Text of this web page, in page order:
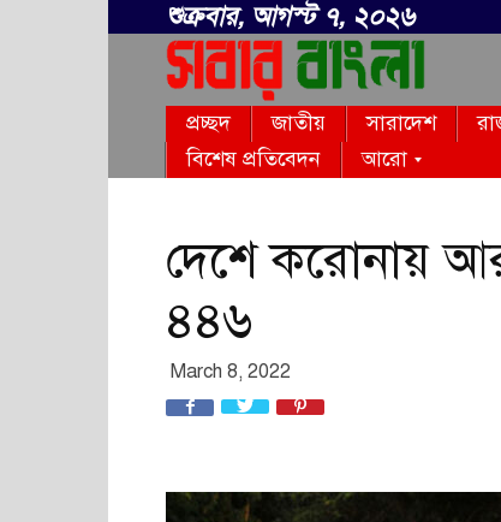
শুক্রবার, আগস্ট ৭, ২০২৬
বাংলা
প্রচ্ছদ জাতীয় সারাদেশ
বিশেষ প্রতিবেদন
আরো
দেশে করোনায়
৪৪৬
March 8, 2022